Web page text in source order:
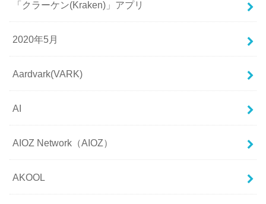
「クラーケン(Kraken)」アプリ
2020年5月
Aardvark(VARK)
AI
AIOZ Network（AIOZ）
AKOOL